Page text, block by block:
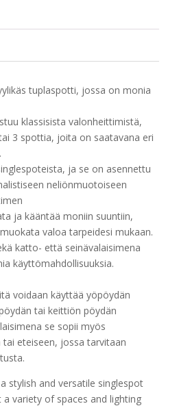
tuplaspotti, jossa on monia
klassisista valonheittimistä,
3 spottia, joita on saatavana eri
ja se on asennettu
neliönmuotoiseen
ja kääntää moniin suuntiin,
valoa tarpeidesi mukaan.
katto- että seinävalaisimena
käyttömahdollisuuksia.
voidaan käyttää yöpöydän
tai keittiön pöydän
se sopii myös
eteiseen, jossa tarvitaan
stylish and versatile singlespot
variety of spaces and lighting